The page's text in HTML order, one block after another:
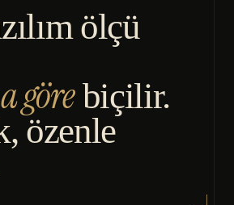
Kurumsal Yazılım,
ölçü
görebiçilir.
özenle